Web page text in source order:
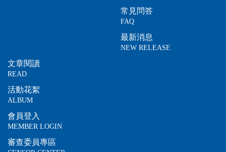
常見問答
FAQ
最新消息
NEW RELEASE
文章閱讀
READ
活動花絮
ALBUM
會員登入
MEMBER LOGIN
審查委員專區